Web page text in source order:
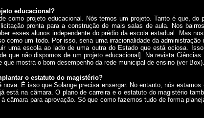
educacional?
como projeto educacional. Nós temos um projeto. Tanto é que, do
pronta para a construção de mais salas de aula. Nos
esses alunos independente do prédio da escola estadual. Mas
como um todo. Por isso, seria uma irracionalidade da
uma escola ao lado de uma outra do Estado que está ociosa.
que não dispomos de um projeto educacional]. Na revista Ciências
que mostra o bom desempenho da rede municipal de ensino (ver Box).
o estatuto do magistério?
nova. É isso que Solange precisa enxergar. No entanto, nós estamos
está na câmara. O plano de carreira e o estatuto do magistério
câmara para aprovação. Só que como fazemos tudo de forma